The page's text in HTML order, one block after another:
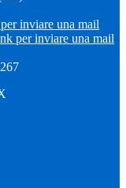
inviare una mail
per inviare una mail